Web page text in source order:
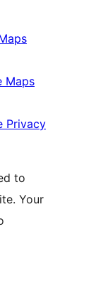
Maps
Privacy
to
Your